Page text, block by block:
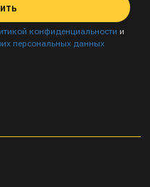
конфиденциальности и
персональных данных